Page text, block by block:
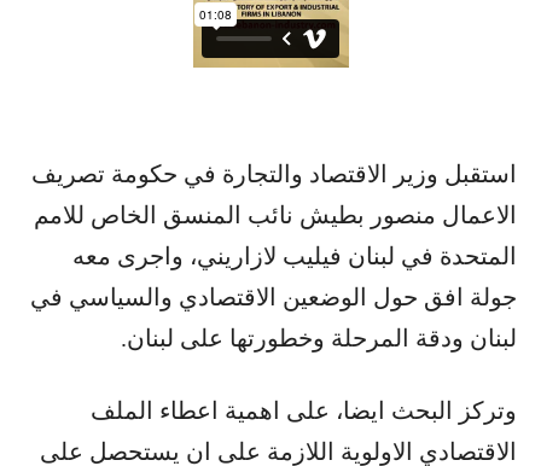
استقبل وزير الاقتصاد والتجارة في حكومة تصريف
الاعمال منصور بطيش نائب المنسق الخاص للامم
المتحدة في لبنان فيليب لازاريني، واجرى معه
جولة افق حول الوضعين الاقتصادي والسياسي في
لبنان ودقة المرحلة وخطورتها على لبنان.
وتركز البحث ايضا، على اهمية اعطاء الملف
الاقتصادي الاولوية اللازمة على ان يستحصل على